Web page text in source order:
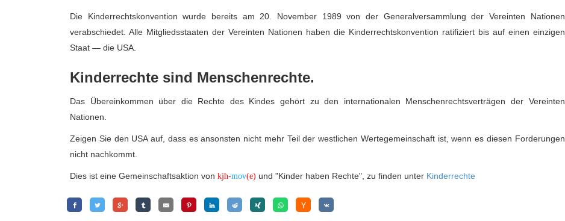
Die Kinderrechtskonvention wurde bereits am 20. November 1989 von der Generalversammlung der Vereinten Nationen
verabschiedet. Alle Mitgliedsstaaten der Vereinten Nationen haben die Kinderrechtskonvention ratifiziert bis auf einen einzigen
Staat — die USA.
Kinderrechte sind Menschenrechte.
Das Übereinkommen über die Rechte des Kindes gehört zu den internationalen Menschenrechtsverträgen der Vereinten
Nationen.
Zeigen Sie den USA auf, dass es ansonsten nicht mehr Teil der westlichen Wertegemeinschaft ist, wenn es diesen Forderungen
nicht nachkommt.
Dies ist eine Gemeinschaftsaktion von kjh-mov(e) und "Kinder haben Rechte", zu finden unter Kinderrechte